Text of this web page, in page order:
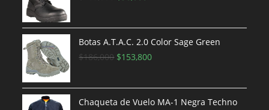
original
era:
$100,000.
actual
es:
$90,000.
Botas A.T.A.C. 2.0 Color Sage Green
$186,000 El
original
era:
$153,800El
actual
es:
Chaqueta de Vuelo MA-1 Negra Techno